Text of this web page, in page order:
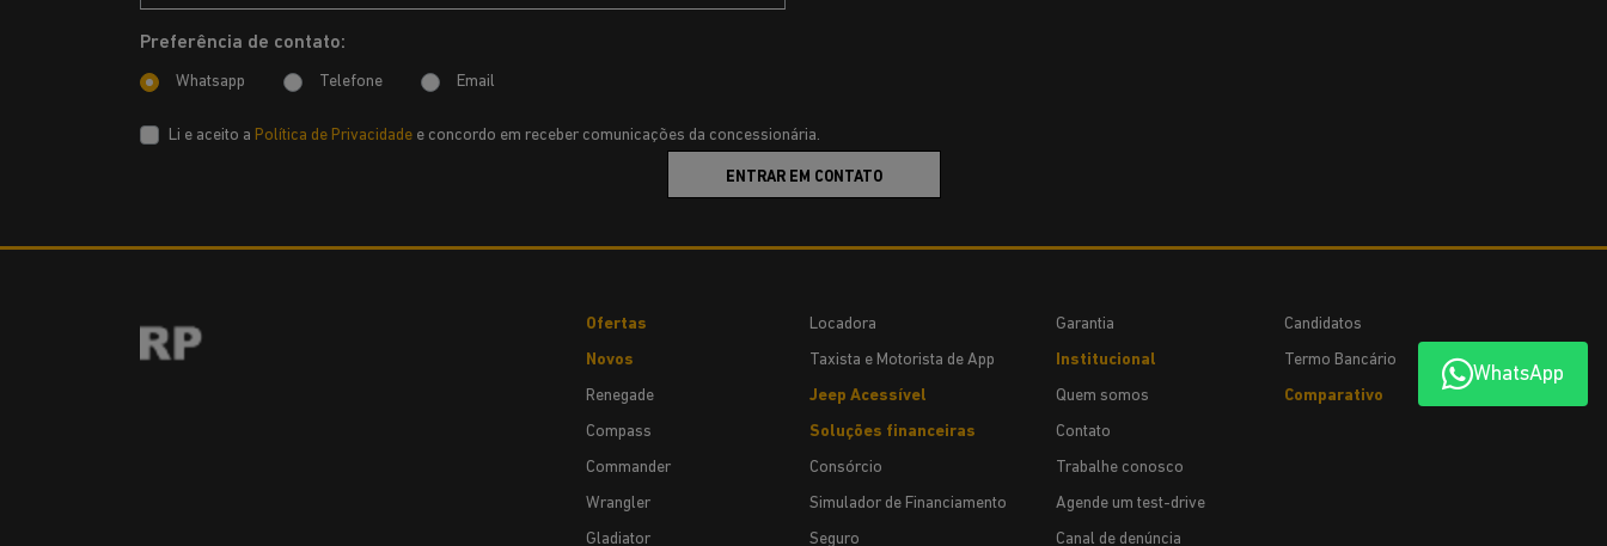
Preferência de contato:
Whatsapp Telefone Email
Li e aceito a Política de Privacidade e concordo em receber comunicações da concessionária.
ENTRAR EM CONTATO
WhatsApp
Ofertas
Novos
Renegade
Compass
Commander
Wrangler
Gladiator
Locadora
Taxista e Motorista de App
Jeep Acessível
Soluções financeiras
Consórcio
Simulador de Financiamento
Seguro
Garantia
Institucional
Quem somos
Contato
Trabalhe conosco
Agende um test-drive
Canal de denúncia
Candidatos
Termo Bancário
Comparativo